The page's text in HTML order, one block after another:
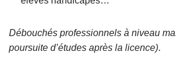
Débouchés professionnels à niveau
poursuite d’études après la licence).